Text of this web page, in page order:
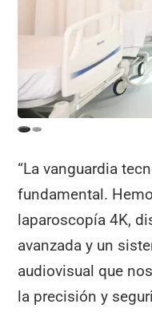
“La vanguardia
fundamental.
laparoscopía 4K,
avanzada y un
audiovisual que
la precisión y